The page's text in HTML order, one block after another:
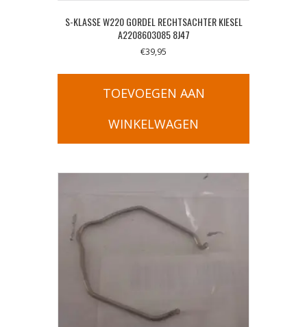
S-KLASSE W220 GORDEL RECHTSACHTER KIESEL
A2208603085 8J47
€39,95
TOEVOEGEN AAN
WINKELWAGEN